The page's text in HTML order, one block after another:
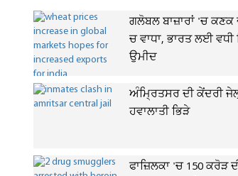
ਗਲੋਬਲ ਬਾਜ਼ਾਰਾਂ 'ਚ ਕਣਕ
ਚ ਵਾਧਾ, ਭਾਰਤ ਲਈ ਵਧੀ
ਉਮੀਦ
ਅੰਮ੍ਰਿਤਸਰ ਦੀ ਕੇਂਦਰੀ
ਹਵਾਲਾਤੀ ਭਿੜੇ
ਫਾਜ਼ਿਲਕਾ 'ਚ 150 ਕਰੋੜ